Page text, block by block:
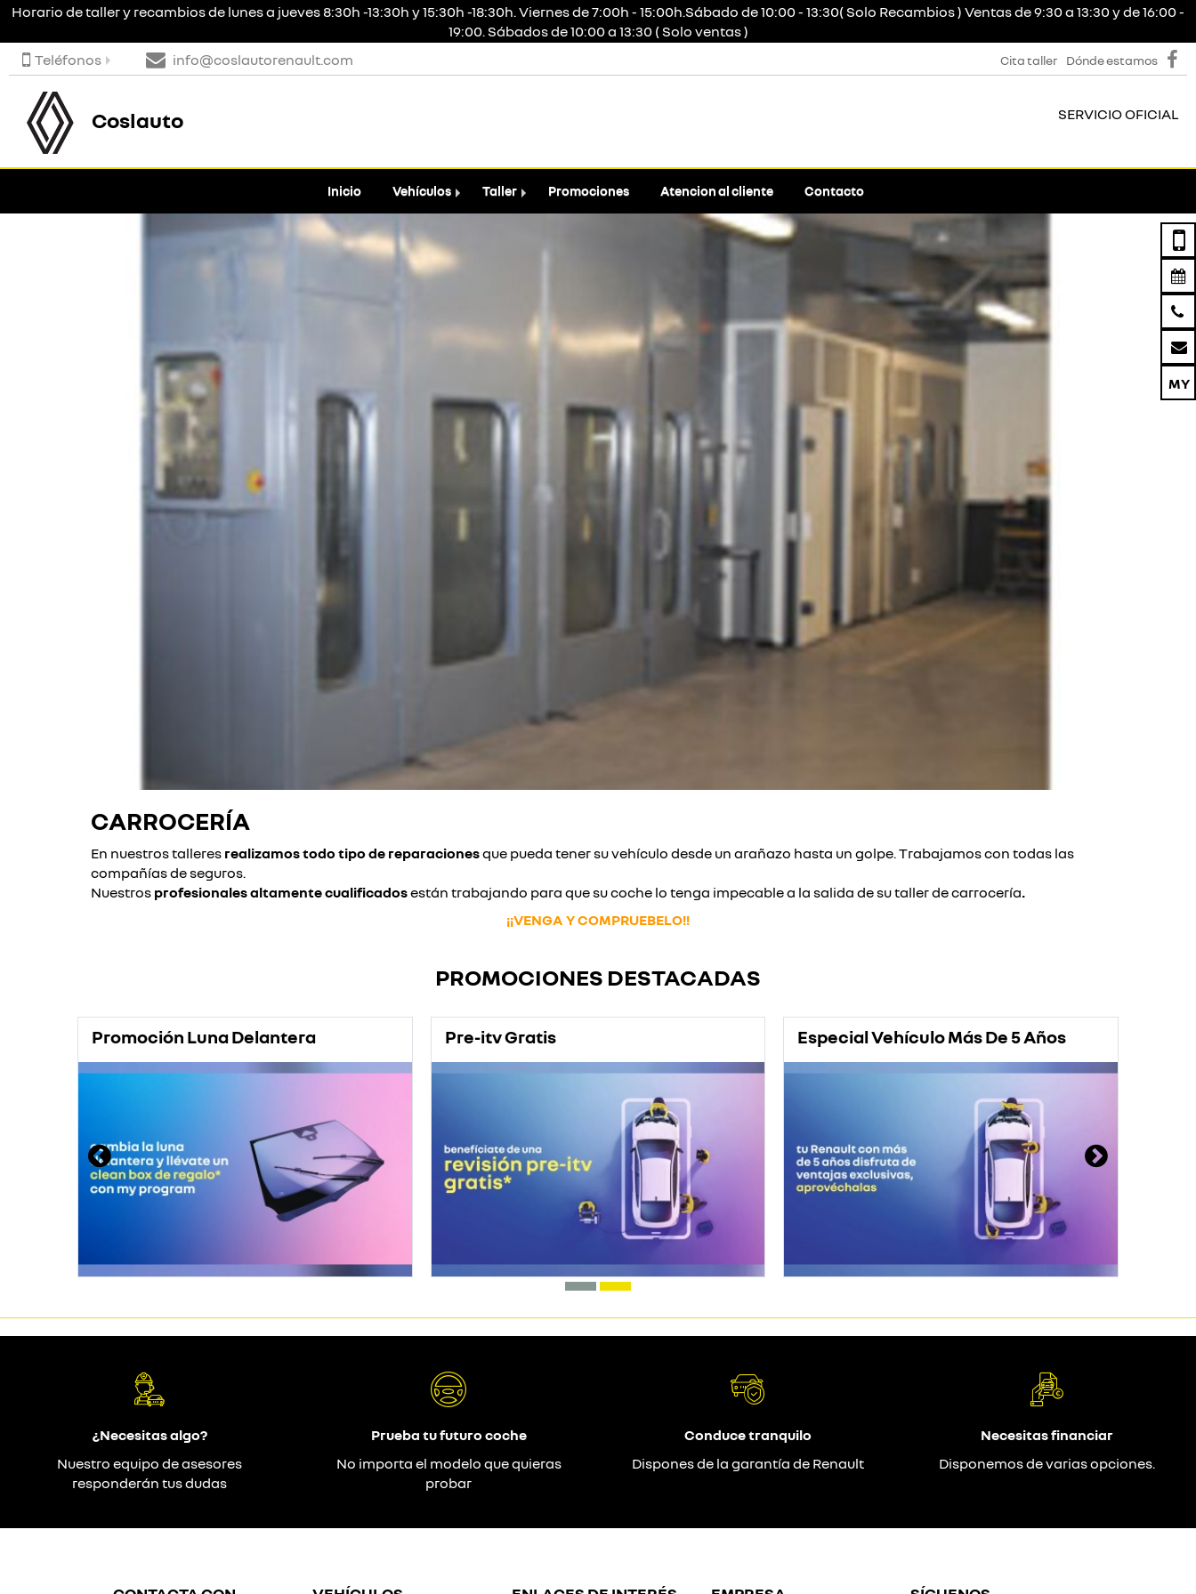
Horario de taller y recambios de lunes a jueves 8:30h -13:30h y 15:30h -18:30h. Viernes de 7:00h - 15:00h.Sábado de 10:00 - 13:30( Solo Recambios ) Ventas de 9:30 a 13:30 y de 16:00 -
19:00. Sábados de 10:00 a 13:30 ( Solo ventas )
Teléfonos
info@coslautorenault.com Cita taller Dónde estamos
Coslauto SERVICIO OFICIAL
Inicio Vehículos Taller Promociones Atencion al cliente Contacto
CARROCERÍA
En nuestros talleres realizamos todo tipo de reparacionesque pueda tener su vehículo desde un arañazo hasta un golpe. Trabajamos con todas las
compañías de seguros.
Nuestros profesionales altamente cualificadosestán trabajando para que su coche lo tenga impecable a la salida de su taller de carrocería.
¡¡VENGA Y COMPRUEBELO!!
PROMOCIONES DESTACADAS
Promoción Luna Delantera Pre-itv Gratis Especial Vehículo Más De 5 Años
¿Necesitas algo?
Nuestro equipo de asesores
responderán tus dudas
Prueba tu futuro coche
No importa el modelo que quieras
probar
Conduce tranquilo
Dispones de la garantía de Renault
Necesitas financiar
Disponemos de varias opciones.